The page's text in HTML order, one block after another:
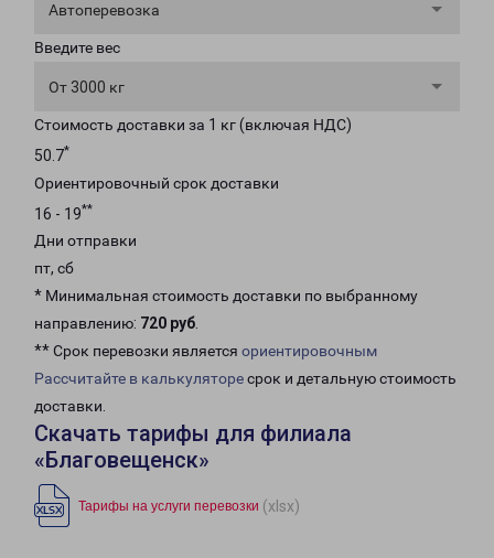
Автоперевозка
Введите вес
От 3000 кг
Стоимость доставки за 1 кг (включая НДС)
50.7*
Ориентировочный срок доставки
16 - 19**
Дни отправки
пт, сб
* Минимальная стоимость доставки по выбранному
направлению: 720 руб.
** Срок перевозки является ориентировочным
Рассчитайте в калькуляторесрок и детальную стоимость
доставки.
Скачать тарифы для филиала
«Благовещенск»
Тарифы на услуги перевозки (xlsx)